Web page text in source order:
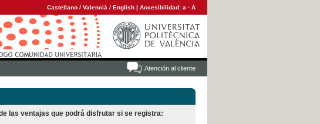
Castellano / Valencià / English | Accesibilidad: a · A
Atención al cliente
las ventajas que podrá disfrutar si se registra: